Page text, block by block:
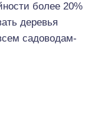
более 20%
деревья
садоводам-